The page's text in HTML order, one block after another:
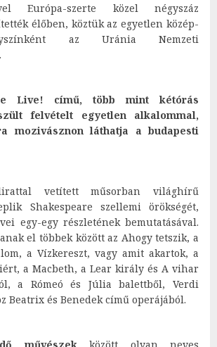
Európa-szerte közel négyszáz
élőben, köztük az egyetlen közép-
az Uránia Nemzeti
Live! című, több mint kétórás
felvételt egyetlen alkalommal,
mozivásznon láthatja a budapesti
vetített műsorban világhírű
Shakespeare szellemi örökségét,
egy-egy részletének bemutatásával.
el többek között az Ahogy tetszik, a
a Vízkereszt, vagy amit akartok, a
a Macbeth, a Lear király és A vihar
a Rómeó és Júlia balettből, Verdi
Beatrix és Benedek című operájából.
művészek között olyan neves